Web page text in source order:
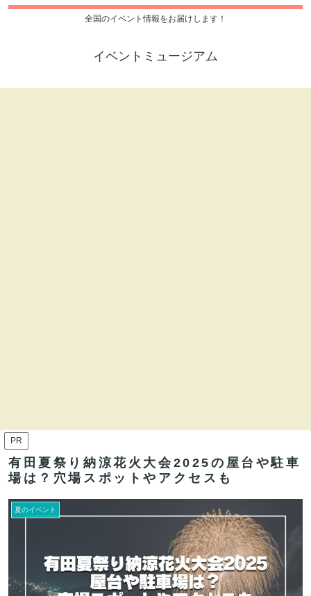
全国のイベント情報をお届けします！
イベントミュージアム
PR
有田夏祭り納涼花火大会2025の屋台や駐車
場は？穴場スポットやアクセスも
夏のイベント